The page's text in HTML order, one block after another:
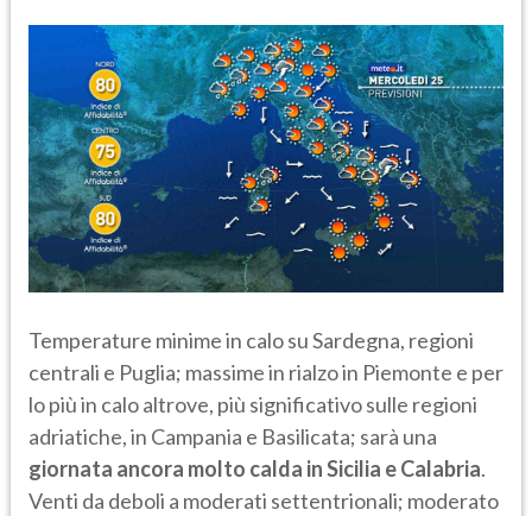
Temperature minime in calo su Sardegna, regioni
centrali e Puglia; massime in rialzo in Piemonte e per
lo più in calo altrove, più significativo sulle regioni
adriatiche, in Campania e Basilicata; sarà una
giornata ancora molto calda in Sicilia e Calabria.
Venti da deboli a moderati settentrionali; moderato